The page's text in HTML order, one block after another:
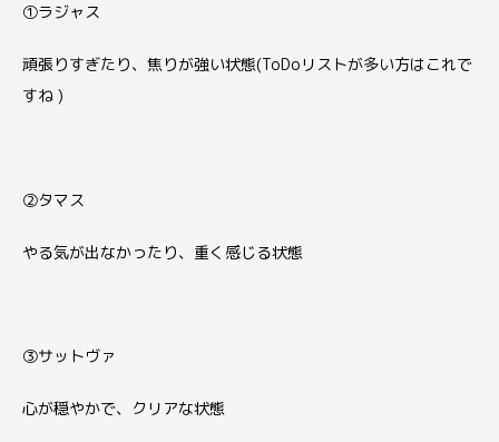
①ラジャス
頑張りすぎたり、焦りが強い状態(ToDoリストが多い方はこれで
すね )
②タマス
やる気が出なかったり、重く感じる状態
③サットヴァ
心が穏やかで、クリアな状態